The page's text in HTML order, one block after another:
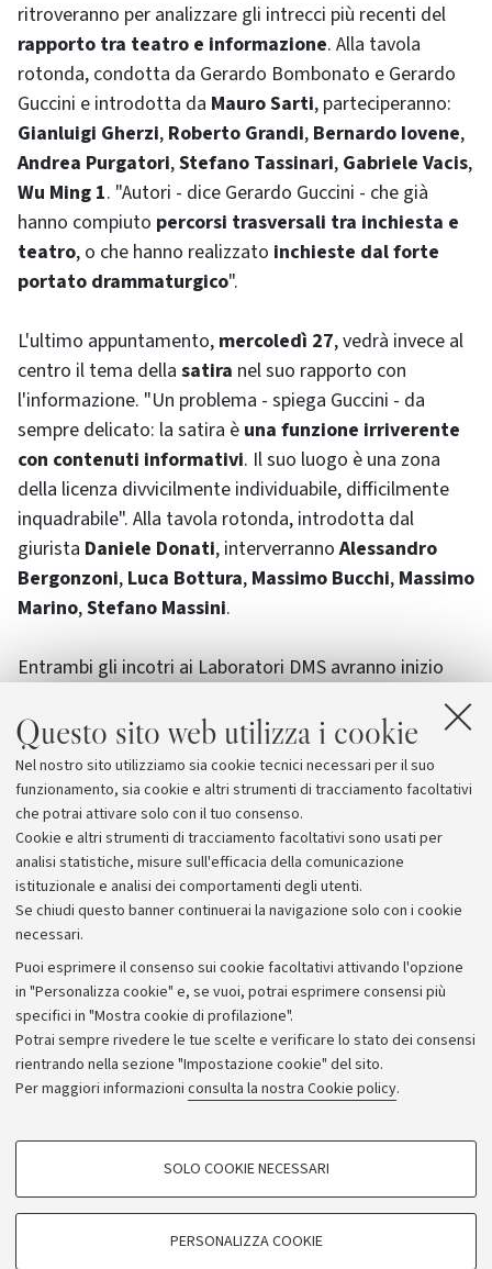
Questo sito web utilizza i cookie
Nel nostro sito utilizziamo sia cookie tecnici necessari per il suo
funzionamento, sia cookie e altri strumenti di tracciamento facoltativi
che potrai attivare solo con il tuo consenso.
Cookie e altri strumenti di tracciamento facoltativi sono usati per
analisi statistiche, misure sull'efficacia della comunicazione
istituzionale e analisi dei comportamenti degli utenti.
Se chiudi questo banner continuerai la navigazione solo con i cookie
necessari.
Puoi esprimere il consenso sui cookie facoltativi attivando l'opzione
in "Personalizza cookie" e, se vuoi, potrai esprimere consensi più
specifici in "Mostra cookie di profilazione".
Potrai sempre rivedere le tue scelte e verificare lo stato dei consensi
rientrando nella sezione "Impostazione cookie" del sito.
Per maggiori informazioni consulta la nostra Cookie policy.
COOKIE DI PROFILAZIONE - FACOLTATIVI
SOLO COOKIE NECESSARI
PERSONALIZZA COOKIE
ritroveranno per analizzare gli intrecci più recenti del
rapporto tra teatro e informazione. Alla tavola
rotonda, condotta da Gerardo Bombonato e Gerardo
Guccini e introdotta da Mauro Sarti, parteciperanno:
Gianluigi Gherzi, Roberto Grandi, Bernardo Iovene,
Andrea Purgatori,Stefano Tassinari, Gabriele Vacis,
Wu Ming 1. "Autori - dice Gerardo Guccini - che già
hanno compiuto percorsi trasversali tra inchiesta e
teatro, o che hanno realizzato inchieste dal forte
portato drammaturgico".
L'ultimo appuntamento, mercoledì 27, vedrà invece al
centro il tema della satira nel suo rapporto con
l'informazione. "Un problema - spiega Guccini - da
sempre delicato: la satira è una funzione irriverente
con contenuti informativi. Il suo luogo è una zona
della licenza divvicilmente individuabile, difficilmente
inquadrabile". Alla tavola rotonda, introdotta dal
giurista Daniele Donati, interverrannoAlessandro
Bergonzoni, Luca Bottura, Massimo Bucchi, Massimo
Marino,Stefano Massini.
Entrambi gli incotri ai Laboratori DMS avranno inizio
presentazione di numeri monografici di riviste: "Prove
di drammaturgia", lunedì 4 maggio, su teatro e
informazione, "Giornalisti", con l'inchiesta speciale "Di
che satira sei?", mercoledì 27.
Archivio
Comunicati stampa
Redazione
Rassegna stampa
© Copyright 2026 - ALMA MATER STUDIORUM - Università di